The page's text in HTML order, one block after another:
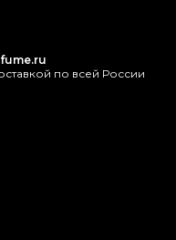
по всей России